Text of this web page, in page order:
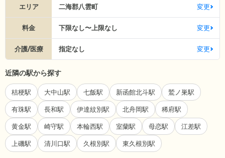
エリア 二海郡八雲町 変更
料金 下限なし〜上限なし 変更
介護/医療 指定なし 変更
近隣の駅から探す
桔梗駅 大中山駅 七飯駅 新函館北斗駅 鷲ノ巣駅
有珠駅 長和駅 伊達紋別駅 北舟岡駅 稀府駅
黄金駅 崎守駅 本輪西駅 室蘭駅 母恋駅 江差駅
上磯駅 清川口駅 久根別駅 東久根別駅